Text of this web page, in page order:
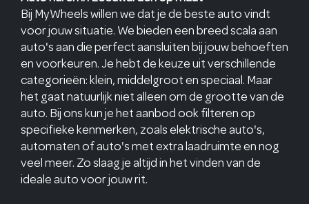
Bij MyWheels willen we dat je de beste auto vindt
voor jouw situatie. We bieden een breed scala aan
auto's aan die perfect aansluiten bij jouw behoeften
en voorkeuren. Je hebt de keuze uit verschillende
categorieën: klein, middelgroot en speciaal. Maar
het gaat natuurlijk niet alleen om de grootte van de
auto. Bij ons kun je het aanbod ook filteren op
specifieke kenmerken, zoals elektrische auto's,
automaten of auto's met extra laadruimte en nog
veel meer. Zo slaag je altijd in het vinden van de
ideale auto voor jouw rit.